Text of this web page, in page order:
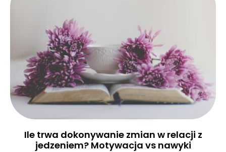
Ile trwa dokonywanie zmian w relacji z
jedzeniem? Motywacja vs nawyki